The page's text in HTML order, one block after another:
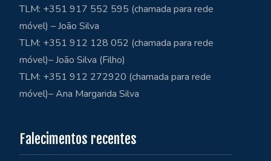
TLM: +351 917 552 595 (chamada para rede
móvel) – João Silva
TLM: +351 912 128 052 (chamada para rede
móvel)– João Silva (Filho)
TLM: +351 912 272920 (chamada para rede
móvel)– Ana Margarida Silva
Falecimentos recentes